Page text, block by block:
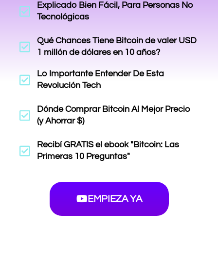
Explicado Bien Fácil, Para Personas No
Tecnológicas
Qué Chances Tiene Bitcoin de valer USD
1 millón de dólares en 10 años?
Lo Importante Entender De Esta
Revolución Tech
Dónde Comprar Bitcoin Al Mejor Precio
(y Ahorrar $)
Recibí GRATIS el ebook "Bitcoin: Las
Primeras 10 Preguntas"
EMPIEZA YA